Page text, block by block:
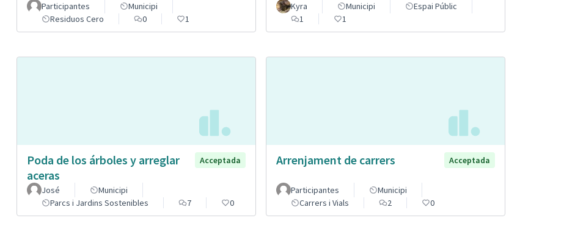
Participantes
Municipi
Residuos Cero
0 1
Kyra Municipi
Espai Públic
1
1
Poda de los árboles y arreglar
aceras
Acceptada
José
Municipi
Parcs i Jardins Sostenibles
7 0
Arrenjament de carrers Acceptada
Participantes
Municipi
Carrers i Vials
2 0